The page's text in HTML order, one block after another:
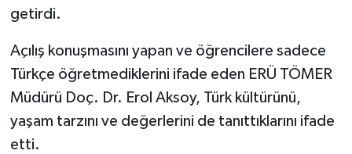
getirdi.
Açılış konuşmasını yapan ve öğrencilere sadece
Türkçe öğretmediklerini ifade eden ERÜ TÖMER
Müdürü Doç. Dr. Erol Aksoy, Türk kültürünü,
yaşam tarzını ve değerlerini de tanıttıklarını ifade
etti.